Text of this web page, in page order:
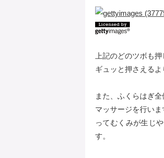
上記のどのツボも
ギュッと押さえる
また、ふくらはぎ
マッサージを行い
ってむくみが生じ
す。